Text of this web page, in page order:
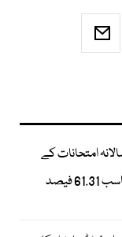
امتحانات کے
فیصد